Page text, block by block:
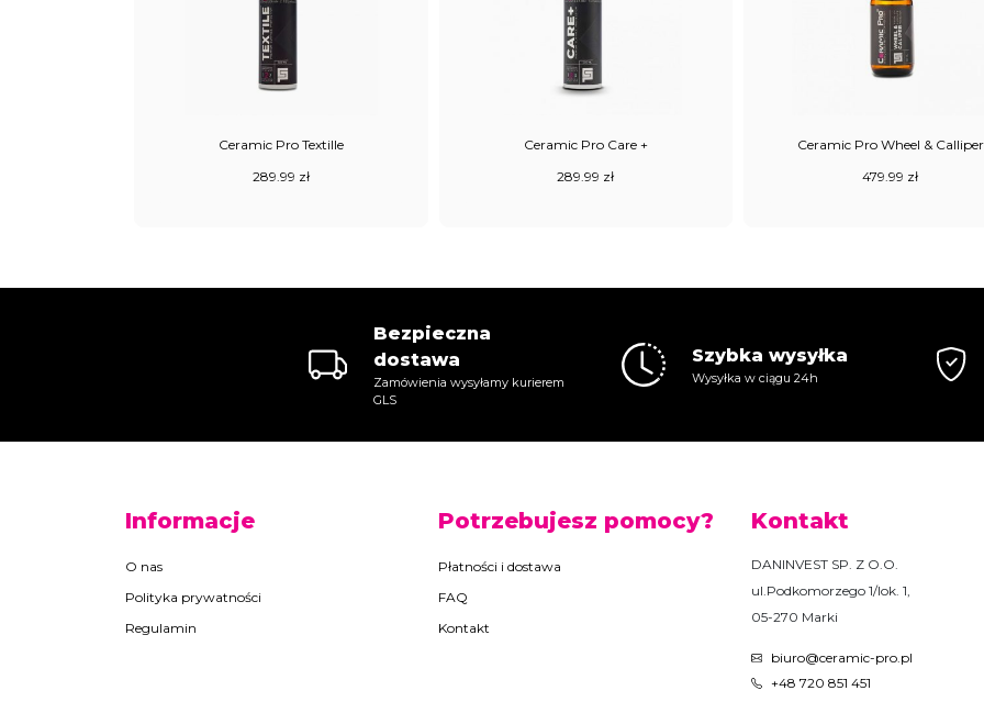
Ceramic Pro Textille
289.99 zł
Ceramic Pro Care +
289.99 zł
Ceramic Pro Wheel & Calliper
479.99 zł
Bezpieczna
dostawa
Zamówienia wysyłamy kurierem
GLS
Szybka wysyłka
Wysyłka w ciągu 24h
Informacje
O nas
Polityka prywatności
Regulamin
Potrzebujesz pomocy?
Płatności i dostawa
FAQ
Kontakt
Kontakt
DANINVEST SP. Z O.O.
ul.Podkomorzego 1/lok. 1,
05-270 Marki
biuro@ceramic-pro.pl
+48 720 851 451